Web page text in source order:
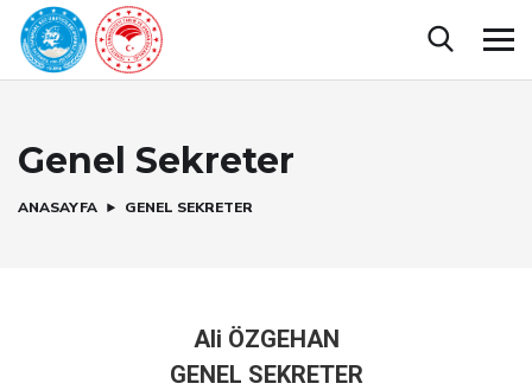
Genel Sekreter
ANASAYFA GENEL SEKRETER
Ali ÖZGEHAN
GENEL SEKRETER